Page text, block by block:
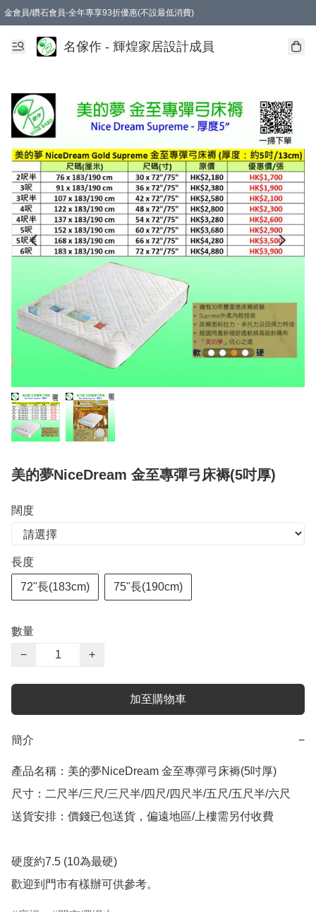
金會員/鑽石會員-全年專享93折優惠(不設最低消費)
名傢作 - 輝煌家居設計成員
美的夢NiceDream 金至專彈弓床褥(5吋厚)
闊度
長度
72"長(183cm) 75"長(190cm)
數量
−
+
加至購物車
簡介 −
產品名稱：美的夢NiceDream 金至專彈弓床褥(5吋厚)
尺寸：二尺半/三尺/三尺半/四尺/四尺半/五尺/五尺半/六尺
送貨安排：價錢已包送貨，偏遠地區/上樓需另付收費
硬度約7.5 (10為最硬)